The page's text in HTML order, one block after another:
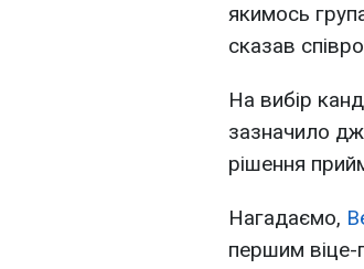
якимось
сказав
На вибір
зазначило
рішення
Нагадаємо,
першим віце-